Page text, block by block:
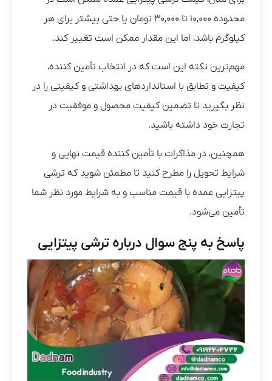
محدوده ۱۰,۰۰۰ تا ۳۰,۰۰۰ تومان یا حتی بیشتر برای هر
کیلوگرم باشد، اما این مقدار ممکن است تغییر کند.
مهم‌ترین نکته این است که در انتخاب تأمین کننده،
کیفیت و تطابق با استانداردهای بهداشتی و کیفیتی را در
نظر بگیرید تا تضمین کیفیت محصول و موفقیت در
تجارت خود داشته باشید.
همچنین، در مذاکرات با تأمین کننده قیمت نهایی و
شرایط تحویل را مطرح کنید تا مطمئن شوید که ترشی
پیتزایی عمده با قیمت مناسب و به شرایط مورد نظر شما
تأمین می‌شود.
پاسخ به پنج سوال درباره ترشی پیتزایی